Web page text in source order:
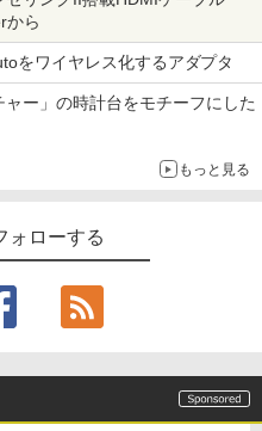
から
をワイヤレス化するアダプタ
ャー」の時計台をモチーフにした
もっと見る
ォローする